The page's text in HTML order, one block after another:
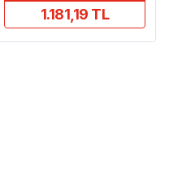
1.181,19 TL